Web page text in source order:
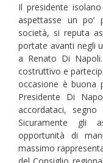
Il presidente
aspettasse un po’
società, si reputa
portate avanti negli
a Renato Di
costruttivo e
occasione è buona
Presidente Di
accordataci,
Sicuramente gli
opportunità di
massimo
del Consiglio